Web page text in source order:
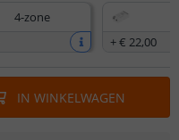
4-zone
+€ 22,00
IN WINKELWAGEN